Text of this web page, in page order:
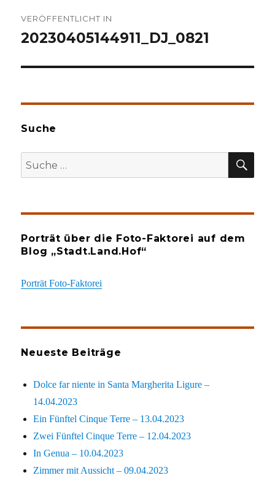
VERÖFFENTLICHT IN
20230405144911_DJ_0821
Suche
Suche
nach:
Porträt über die Foto-Faktorei auf dem
Blog „Stadt.Land.Hof“
Porträt Foto-Faktorei
Neueste Beiträge
Dolce far niente in Santa Margherita Ligure –
14.04.2023
Ein Fünftel Cinque Terre – 13.04.2023
Zwei Fünftel Cinque Terre – 12.04.2023
In Genua – 10.04.2023
Zimmer mit Aussicht – 09.04.2023